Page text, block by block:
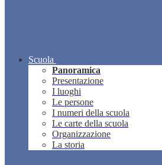
Scuola
Panoramica
Presentazione
I luoghi
Le persone
I numeri della scuola
Le carte della scuola
Organizzazione
La storia